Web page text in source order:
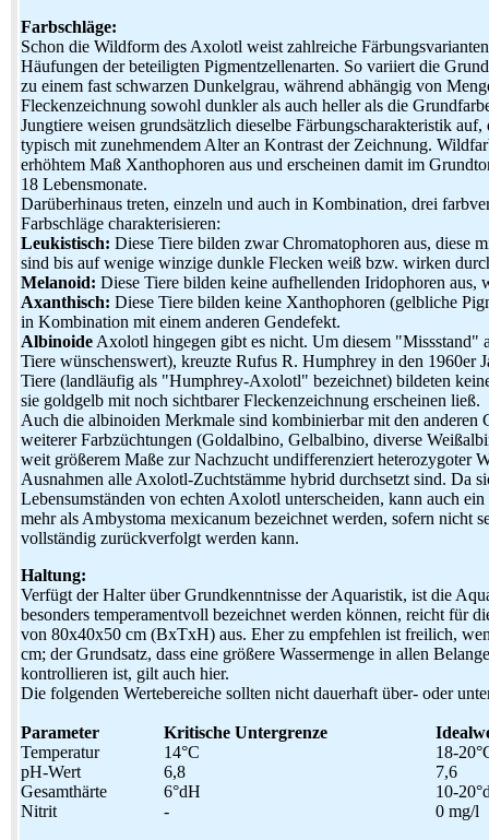
Farbschläge:
Schon die Wildform des Axolotl weist zahlreiche
Häufungen der beteiligten Pigmentzellenarten. So variiert die
zu einem fast schwarzen Dunkelgrau, während abhängig von
Fleckenzeichnung sowohl dunkler als auch heller als die
Jungtiere weisen grundsätzlich dieselbe Färbungscharakteristik
typisch mit zunehmendem Alter an Kontrast der Zeichnung.
erhöhtem Maß Xanthophoren aus und erscheinen damit im
18 Lebensmonate.
Darüberhinaus treten, einzeln und auch in Kombination, drei
Farbschläge charakterisieren:
Leukistisch: Diese Tiere bilden zwar Chromatophoren aus, diese
sind bis auf wenige winzige dunkle Flecken weiß bzw. wirken
Melanoid: Diese Tiere bilden keine aufhellenden Iridophoren aus,
Axanthisch: Diese Tiere bilden keine Xanthophoren (gelbliche
in Kombination mit einem anderen Gendefekt.
Albinoide Axolotl hingegen gibt es nicht. Um diesem "Missstand"
Tiere wünschenswert), kreuzte Rufus R. Humphrey in den 1960er
Tiere (landläufig als "Humphrey-Axolotl" bezeichnet) bildeten
sie goldgelb mit noch sichtbarer Fleckenzeichnung erscheinen ließ.
Auch die albinoiden Merkmale sind kombinierbar mit den
weiterer Farbzüchtungen (Goldalbino, Gelbalbino, diverse
weit größerem Maße zur Nachzucht undifferenziert heterozygoter
Ausnahmen alle Axolotl-Zuchtstämme hybrid durchsetzt sind. Da
Lebensumständen von echten Axolotl unterscheiden, kann auch
mehr als Ambystoma mexicanum bezeichnet werden, sofern nicht
vollständig zurückverfolgt werden kann.
Haltung:
Verfügt der Halter über Grundkenntnisse der Aquaristik, ist die
besonders temperamentvoll bezeichnet werden können, reicht für
von 80x40x50 cm (BxTxH) aus. Eher zu empfehlen ist freilich,
cm; der Grundsatz, dass eine größere Wassermenge in allen
kontrollieren ist, gilt auch hier.
Die folgenden Wertebereiche sollten nicht dauerhaft über- oder
Parameter Kritische Untergrenze
Temperatur
14°C
18-
pH-Wert
6,8
7,6
Gesamthärte
6°dH
10-
Nitrit
- 0 mg/l